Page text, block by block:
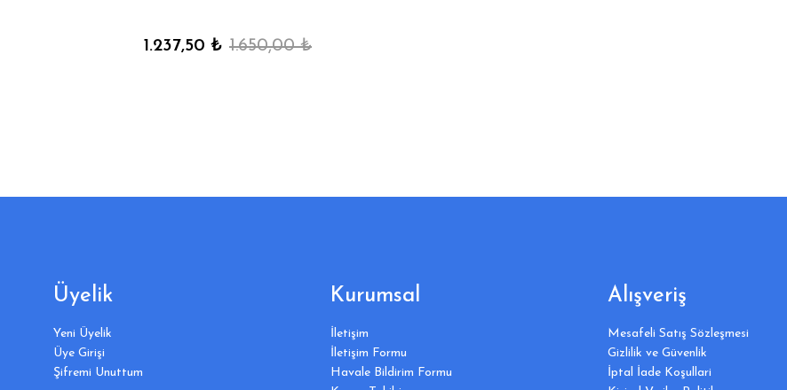
1.237,50 ₺ 1.650,00 ₺
Üyelik
Yeni Üyelik
Üye Girişi
Şifremi Unuttum
Kurumsal
İletişim
İletişim Formu
Havale Bildirim Formu
Alışveriş
Mesafeli Satış Sözleşmesi
Gizlilik ve Güvenlik
İptal İade Koşullari